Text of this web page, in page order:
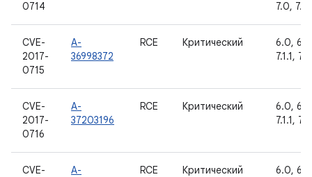
0714
7.0,
CVE-
2017-
0715
A-
36998372
RCE Критический
6.0,
7.1.1,
CVE-
2017-
0716
A-
37203196
RCE Критический
6.0,
7.1.1,
CVE-
A-
RCE Критический
6.0,